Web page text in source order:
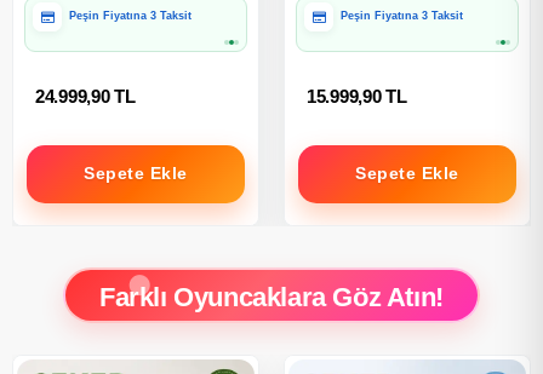
Hediye Paketine Uygun
24.999,90 TL
Sepete Ekle
Hediye Paketine Uygun
15.999,90 TL
Sepete Ekle
Farklı Oyuncaklara Göz Atın!